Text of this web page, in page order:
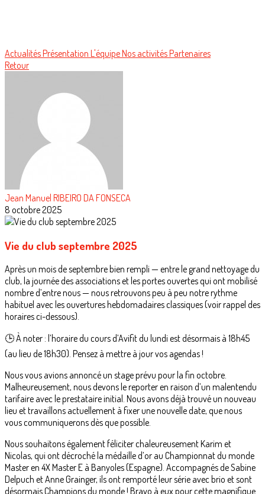
ActualitésPrésentation L'équipeNos activitésPartenaires
Retour
Jean Manuel RIBEIRO DA FONSECA
8 octobre 2025
Vie du club septembre 2025
Après un mois de septembre bien rempli — entre le grand nettoyage du
club, la journée des associations et les portes ouvertes qui ont mobilisé
nombre d’entre nous — nous retrouvons peu à peu notre rythme
habituel avec les ouvertures hebdomadaires classiques (voir rappel des
horaires ci-dessous).
🕒 À noter : l’horaire du cours d’Avifit du lundi est désormais à 18h45
(au lieu de 18h30). Pensez à mettre à jour vos agendas !
Nous vous avions annoncé un stage prévu pour la fin octobre.
Malheureusement, nous devons le reporter en raison d’un malentendu
tarifaire avec le prestataire initial. Nous avons déjà trouvé un nouveau
lieu et travaillons actuellement à fixer une nouvelle date, que nous
vous communiquerons dès que possible.
Nous souhaitons également féliciter chaleureusement Karim et
Nicolas, qui ont décroché la médaille d’or au Championnat du monde
Master en 4X Master E à Banyoles (Espagne). Accompagnés de Sabine
Delpuch et Anne Grainger, ils ont remporté leur série avec brio et sont
désormais Champions du monde ! Bravo à eux pour cette magnifique